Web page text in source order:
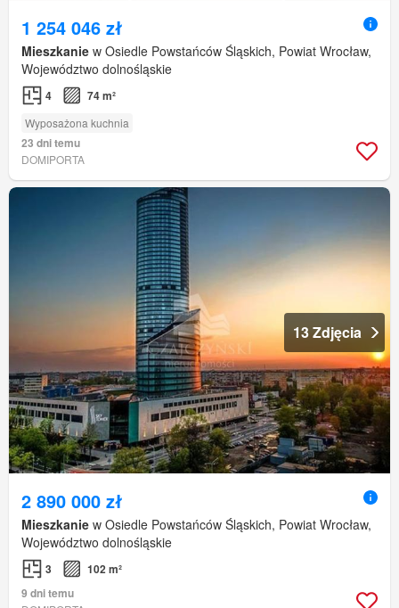
1 254 046 zł
Mieszkanie w Osiedle Powstańców Śląskich, Powiat Wrocław,
Województwo dolnośląskie
4 74 m²
Wyposażona kuchnia
23 dni temu
DOMIPORTA
13 Zdjęcia
2 890 000 zł
Mieszkanie w Osiedle Powstańców Śląskich, Powiat Wrocław,
Województwo dolnośląskie
3
102 m²
9 dni temu